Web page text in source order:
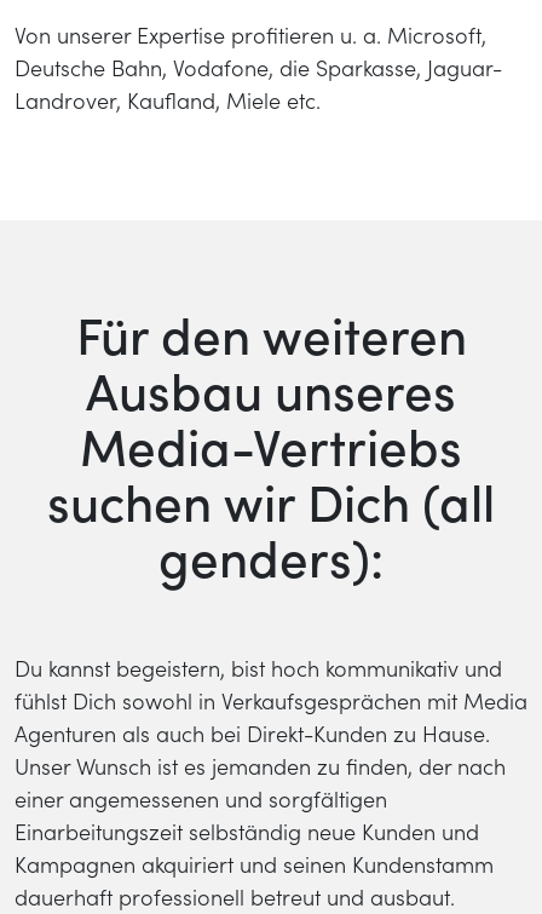
Von unserer Expertise profitieren u. a. Microsoft,
Deutsche Bahn, Vodafone, die Sparkasse, Jaguar-
Landrover, Kaufland, Miele etc.
Für den weiteren
Ausbau unseres
Media-Vertriebs
suchen wir Dich (all
genders):
Du kannst begeistern, bist hoch kommunikativ und
fühlst Dich sowohl in Verkaufsgesprächen mit Media
Agenturen als auch bei Direkt-Kunden zu Hause.
Unser Wunsch ist es jemanden zu finden, der nach
einer angemessenen und sorgfältigen
Einarbeitungszeit selbständig neue Kunden und
Kampagnen akquiriert und seinen Kundenstamm
dauerhaft professionell betreut und ausbaut.